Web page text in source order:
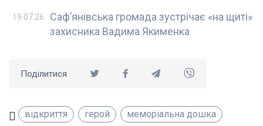
Саф’янівська громада зустрічає «на щиті»
захисника Вадима Якименка
19.07.26
Поділитися
відкриття герой
меморіальна дошка